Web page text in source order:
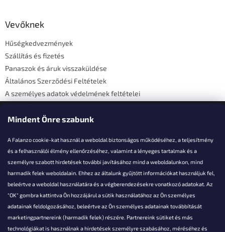
Mindent Önre szabunk
A Falanzo cookie-kat használ a weboldal biztonságos működéséhez, a teljesítmény
és a felhasználói élmény ellenőrzéséhez, valamint a lényeges tartalmak és a
személyre szabott hirdetések további javításához mind a weboldalunkon, mind
harmadik felek weboldalain. Ehhez az általunk gyűjtött információkat használjuk fel,
beleértve a weboldal használatára és a végberendezésekre vonatkozó adatokat. Az
"OK" gombra kattintva Ön hozzájárul a sütik használatához az Ön személyes
adatainak feldolgozásához, beleértve az Ön személyes adatainak továbbítását
marketingpartnereink (harmadik felek) részére. Partnereink sütiket és más
technológiákat is használnak a hirdetések személyre szabásához, méréséhez és
Vevőknek
Hűségkedvezmények
Szállítás és fizetés
Panaszok és áruk visszaküldése
Általános Szerződési Feltételek
A személyes adatok védelmének feltételei
Elérhetőségi adatok
Akarsz kérdezni valamit?
info@falanzo.hu